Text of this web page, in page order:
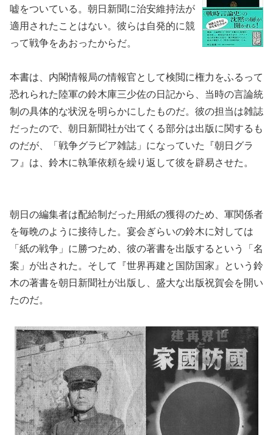
嘘をついている。朝日新聞に治安維持法が
適用されたことはない。彼らは自発的に競
って戦争をあおったからだ。
本書は、内閣情報局の情報官として検閲に権力をふるって
恐れられた陸軍の鈴木庫三少佐の日記から、当時の言論統
制の具体的な状況を明らかにしたものだ。彼の担当は雑誌
だったので、朝日新聞社が出てくる部分は出版に関するも
のだが、「戦争グラビア雑誌」になっていた『朝日グラ
フ』は、鈴木に執筆依頼を繰り返して彼を辟易させた。
朝日の編集者は配給制だった用紙の獲得のため、軍関係者
を毎晩のように接待した。宴会ぎらいの鈴木に対しては
「紙の戦争」に勝つため、彼の著書を出版するという「名
案」が出された。そして『世界再建と国防国家』という鈴
木の著書を朝日新聞社が出版し、盛大な出版祝賀会を開い
たのだ。